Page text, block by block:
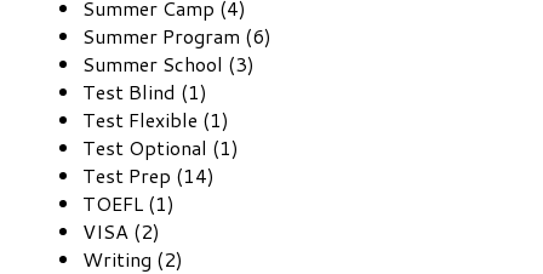
Summer Camp (4)
Summer Program (6)
Summer School (3)
Test Blind (1)
Test Flexible (1)
Test Optional (1)
Test Prep (14)
TOEFL (1)
VISA (2)
Writing (2)